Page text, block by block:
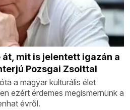
mit is jelentett igazán a
Pozsgai Zsolttal
a magyar kulturális élet
ezért érdemes megismernünk a
évről.